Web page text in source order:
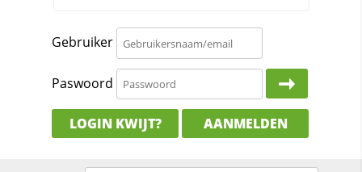
Gebruiker
Paswoord
LOGIN KWIJT? AANMELDEN